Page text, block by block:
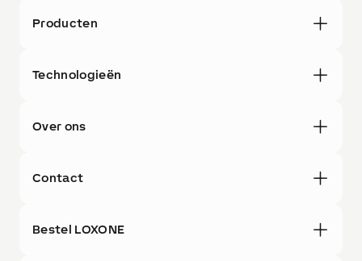
Producten
Technologieën
Over ons
Contact
Bestel LOXONE